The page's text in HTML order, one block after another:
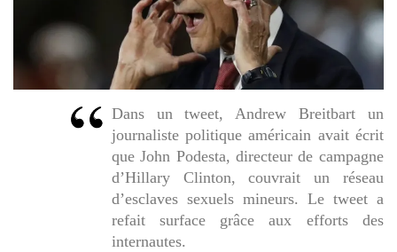
Dans un tweet, Andrew Breitbart un
journaliste politique américain avait écrit
que John Podesta, directeur de campagne
d’Hillary Clinton, couvrait un réseau
d’esclaves sexuels mineurs. Le tweet a
refait surface grâce aux efforts des
internautes.